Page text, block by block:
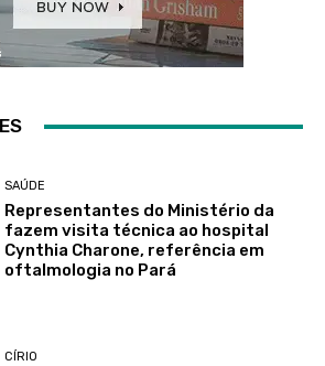
SAÚDE
Representantes do Ministério da
fazem visita técnica ao hospital
Cynthia Charone, referência em
oftalmologia no Pará
CÍRIO